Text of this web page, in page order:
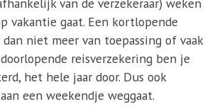
vakantie gaat. Een kortlopende
niet meer van toepassing of vaak
reisverzekering ben je
het hele jaar door. Dus ook
een weekendje weggaat.